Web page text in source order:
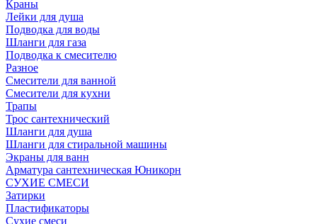
Краны
Лейки для душа
Подводка для воды
Шланги для газа
Подводка к смесителю
Разное
Смесители для ванной
Смесители для кухни
Трапы
Трос сантехнический
Шланги для душа
Шланги для стиральной машины
Экраны для ванн
Арматура сантехническая Юникорн
СУХИЕ СМЕСИ
Затирки
Пластификаторы
Сухие смеси